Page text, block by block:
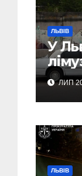
ЛЬВІВ
У
46-
ЛИП
ЛЬВІВ